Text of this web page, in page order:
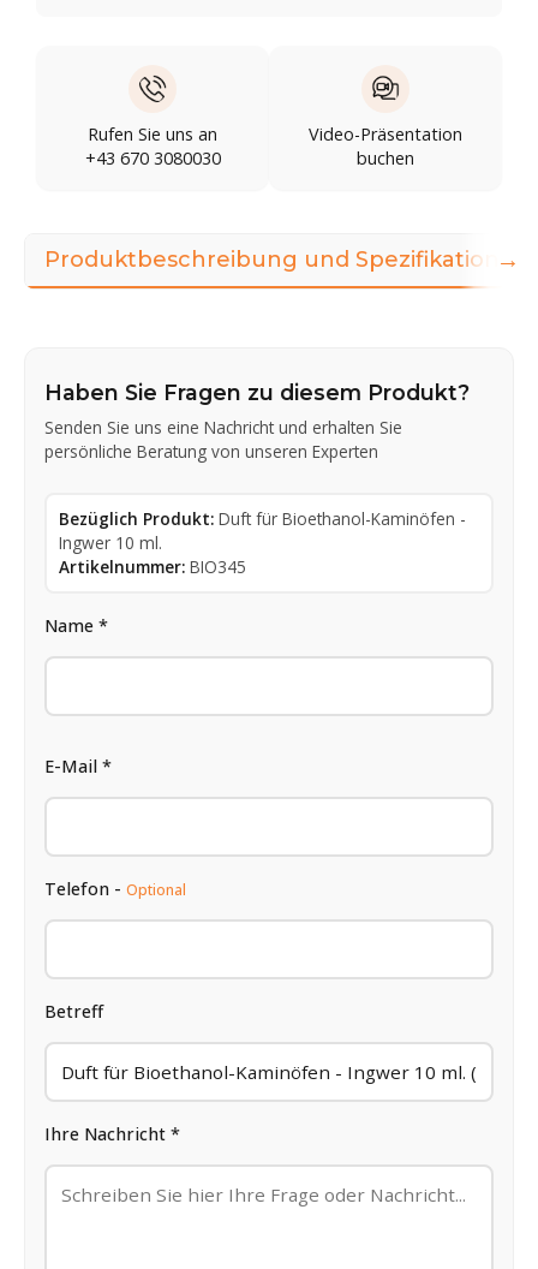
Rufen Sie uns an
+43 670 3080030
Video-Präsentation
buchen
Produktbeschreibung und Spezifikationen
Haben Sie Fragen zu diesem Produkt?
Senden Sie uns eine Nachricht und erhalten Sie
persönliche Beratung von unseren Experten
Bezüglich Produkt: Duft für Bioethanol-Kaminöfen -
Ingwer 10 ml.
Artikelnummer: BIO345
Name *
E-Mail *
Telefon - Optional
Betreff
Ihre Nachricht *
→